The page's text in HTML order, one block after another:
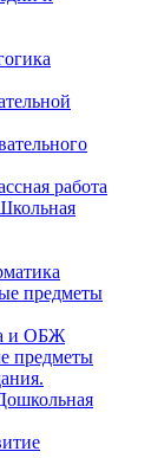
работа
предметы
и ОБЖ
предметы